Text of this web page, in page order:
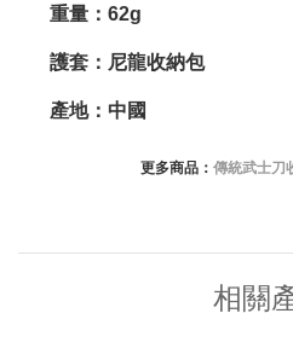
重量：62g
護套：尼龍收納包
產地：中國
更多商品： 傳統武士刀
相關